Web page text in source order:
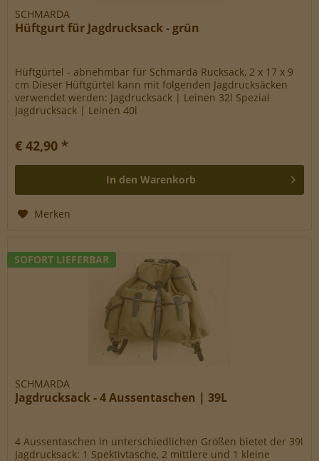
SCHMARDA
Hüftgurt für Jagdrucksack - grün
Hüftgürtel - abnehmbar für Schmarda Rucksack, 2 x 17 x 9
cm Dieser Hüftgürtel kann mit folgenden Jagdrucksäcken
verwendet werden: Jagdrucksack | Leinen 32l Spezial
Jagdrucksack | Leinen 40l
€ 42,90 *
In den Warenkorb
Merken
SOFORT LIEFERBAR
SCHMARDA
Jagdrucksack - 4 Aussentaschen | 39L
4 Aussentaschen in unterschiedlichen Größen bietet der 39l
Jagdrucksack: 1 Spektivtasche, 2 mittlere und 1 kleine